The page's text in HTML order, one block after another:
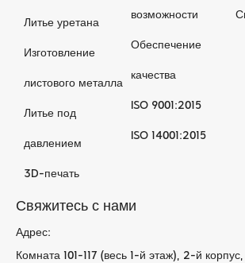
Литье уретана
Изготовление
листового металла
Литье под
давлением
3D-печать
возможности
Обеспечение
качества
ISO 9001:2015
ISO 14001:2015
Свяжитесь с нами
Адрес:
Комната 101-117 (весь 1-й этаж), 2-й корпус,